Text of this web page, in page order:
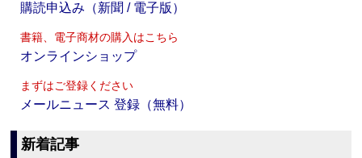
購読申込み（新聞 / 電子版）
書籍、電子商材の購入はこちら
オンラインショップ
まずはご登録ください
メールニュース 登録（無料）
新着記事